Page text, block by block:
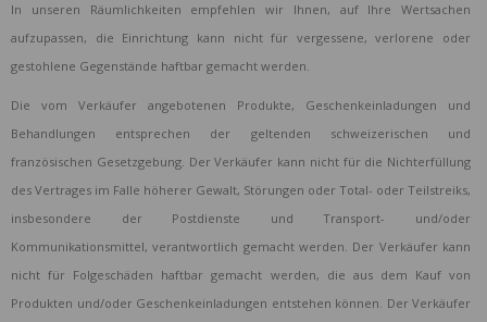
In unseren Räumlichkeiten empfehlen wir Ihnen, auf Ihre Wertsachen
aufzupassen, die Einrichtung kann nicht für vergessene, verlorene oder
gestohlene Gegenstände haftbar gemacht werden.
Die vom Verkäufer angebotenen Produkte, Geschenkeinladungen und
Behandlungen entsprechen der geltenden schweizerischen und
französischen Gesetzgebung. Der Verkäufer kann nicht für die Nichterfüllung
des Vertrages im Falle höherer Gewalt, Störungen oder Total- oder Teilstreiks,
insbesondere der Postdienste und Transport- und/oder
Kommunikationsmittel, verantwortlich gemacht werden. Der Verkäufer kann
nicht für Folgeschäden haftbar gemacht werden, die aus dem Kauf von
Produkten und/oder Geschenkeinladungen entstehen können. Der Verkäufer